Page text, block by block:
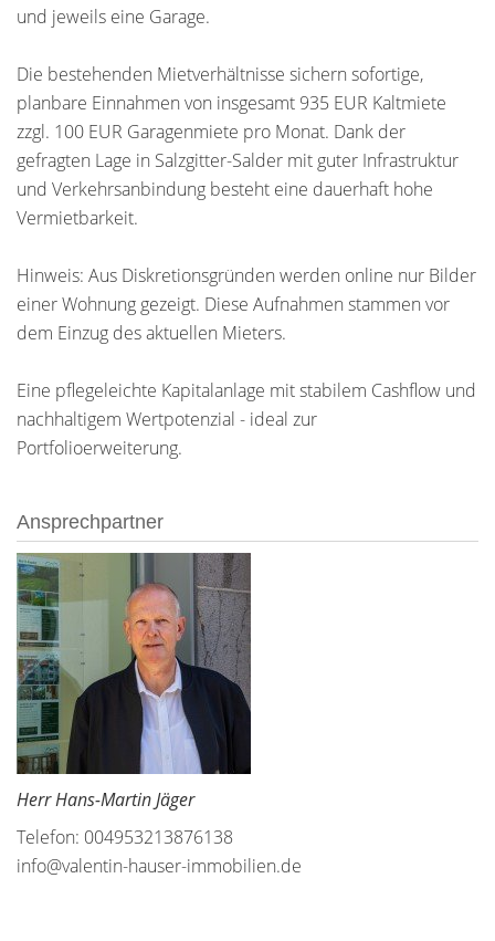
und jeweils eine Garage.
Die bestehenden Mietverhältnisse sichern sofortige,
planbare Einnahmen von insgesamt 935 EUR Kaltmiete
zzgl. 100 EUR Garagenmiete pro Monat. Dank der
gefragten Lage in Salzgitter-Salder mit guter Infrastruktur
und Verkehrsanbindung besteht eine dauerhaft hohe
Vermietbarkeit.
Hinweis: Aus Diskretionsgründen werden online nur Bilder
einer Wohnung gezeigt. Diese Aufnahmen stammen vor
dem Einzug des aktuellen Mieters.
Eine pflegeleichte Kapitalanlage mit stabilem Cashflow und
nachhaltigem Wertpotenzial - ideal zur
Portfolioerweiterung.
Ansprechpartner
Herr Hans-Martin Jäger
Telefon: 004953213876138
info@valentin-hauser-immobilien.de